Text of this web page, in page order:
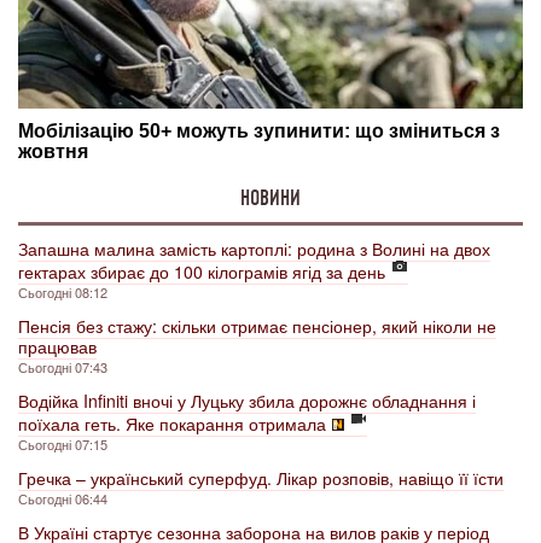
НОВИНИ
Запашна малина замість картоплі: родина з Волині на двох
гектарах збирає до 100 кілограмів ягід за день
Сьогодні 08:12
Пенсія без стажу: скільки отримає пенсіонер, який ніколи не
працював
Сьогодні 07:43
Водійка Infiniti вночі у Луцьку збила дорожнє обладнання і
поїхала геть. Яке покарання отримала
Сьогодні 07:15
Гречка – український суперфуд. Лікар розповів, навіщо її їсти
Сьогодні 06:44
В Україні стартує сезонна заборона на вилов раків у період